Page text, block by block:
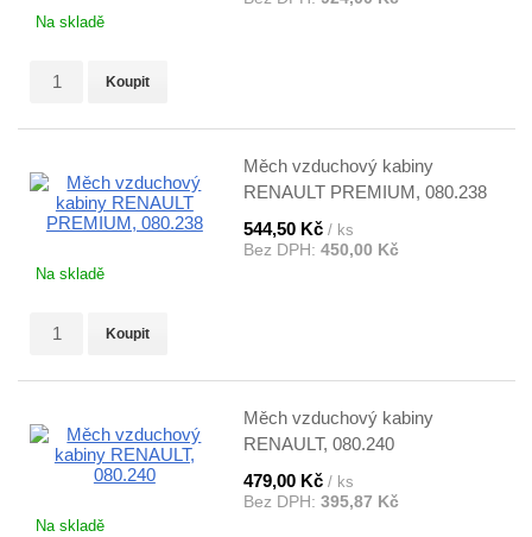
Na skladě
Koupit
Měch vzduchový kabiny
RENAULT PREMIUM, 080.238
544,50 Kč / ks
Bez DPH: 450,00 Kč
Na skladě
Koupit
Měch vzduchový kabiny
RENAULT, 080.240
479,00 Kč / ks
Bez DPH: 395,87 Kč
Na skladě